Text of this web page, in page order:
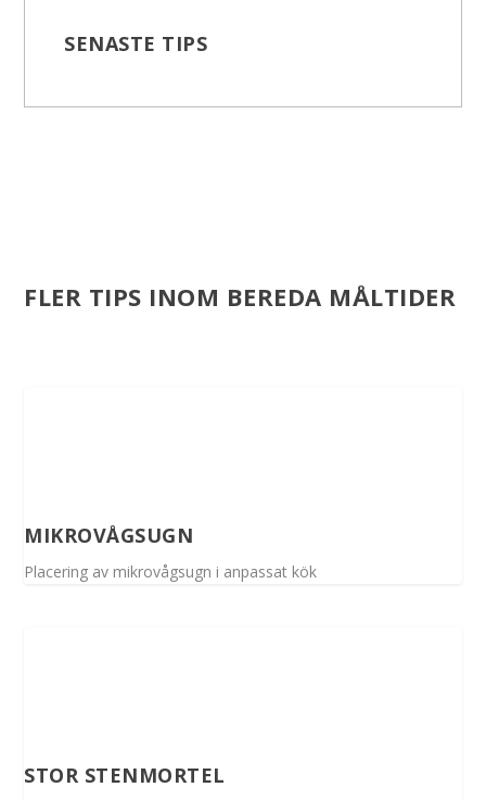
SENASTE TIPS
FLER TIPS INOM BEREDA MÅLTIDER
MIKROVÅGSUGN
Placering av mikrovågsugn i anpassat kök
STOR STENMORTEL